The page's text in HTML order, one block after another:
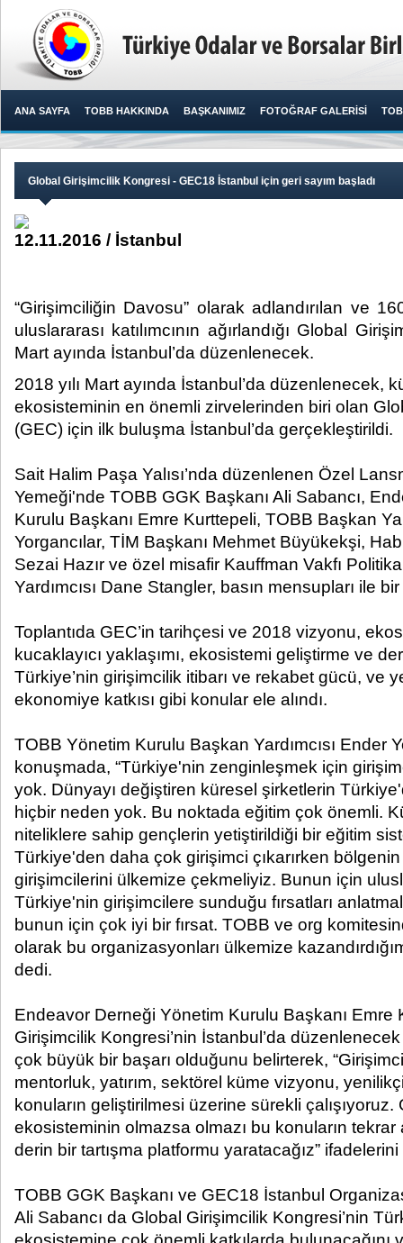
ANA SAYFA TOBB HAKKINDA BAŞKANIMIZ FOTOĞRAF GALERİSİ
Global Girişimcilik Kongresi - GEC18 İstanbul için geri sayım başladı
12.11.2016 / İstanbul
“Girişimciliğin Davosu” olarak adlandırılan ve
uluslararası katılımcının ağırlandığı Global
Mart ayında İstanbul’da düzenlenecek.​
2018 yılı Mart ayında İstanbul’da düzenlenecek,
ekosisteminin en önemli zirvelerinden biri olan
(GEC) için ilk buluşma İstanbul’da gerçekleştirildi.
Sait Halim Paşa Yalısı’nda düzenlenen Özel
Yemeği'nde TOBB GGK Başkanı Ali Sabancı,
Kurulu Başkanı Emre Kurttepeli, TOBB Başkan
Yorgancılar, TİM Başkanı Mehmet Büyükekşi,
Sezai Hazır ve özel misafir Kauffman Vakfı
Yardımcısı Dane Stangler, basın mensupları ile
Toplantıda GEC’in tarihçesi ve 2018 vizyonu,
kucaklayıcı yaklaşımı, ekosistemi geliştirme ve
Türkiye’nin girişimcilik itibarı ve rekabet gücü, ve
ekonomiye katkısı gibi konular ele alındı.
TOBB Yönetim Kurulu Başkan Yardımcısı Ender
konuşmada, “Türkiye'nin zenginleşmek için
yok. Dünyayı değiştiren küresel şirketlerin
hiçbir neden yok. Bu noktada eğitim çok önemli.
niteliklere sahip gençlerin yetiştirildiği bir eğitim
Türkiye'den daha çok girişimci çıkarırken
girişimcilerini ülkemize çekmeliyiz. Bunun için
Türkiye'nin girişimcilere sunduğu fırsatları
bunun için çok iyi bir fırsat. TOBB ve org
olarak bu organizasyonları ülkemize
dedi.
Endeavor Derneği Yönetim Kurulu Başkanı Emre
Girişimcilik Kongresi’nin İstanbul’da
çok büyük bir başarı olduğunu belirterek,
mentorluk, yatırım, sektörel küme vizyonu,
konuların geliştirilmesi üzerine sürekli çalışıyoruz.
ekosisteminin olmazsa olmazı bu konuların tekrar
derin bir tartışma platformu yaratacağız” ifadelerini
TOBB GGK Başkanı ve GEC18 İstanbul
Ali Sabancı da Global Girişimcilik Kongresi’nin